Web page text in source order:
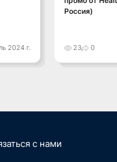
2024 г.
Россия)
23 0
с нами